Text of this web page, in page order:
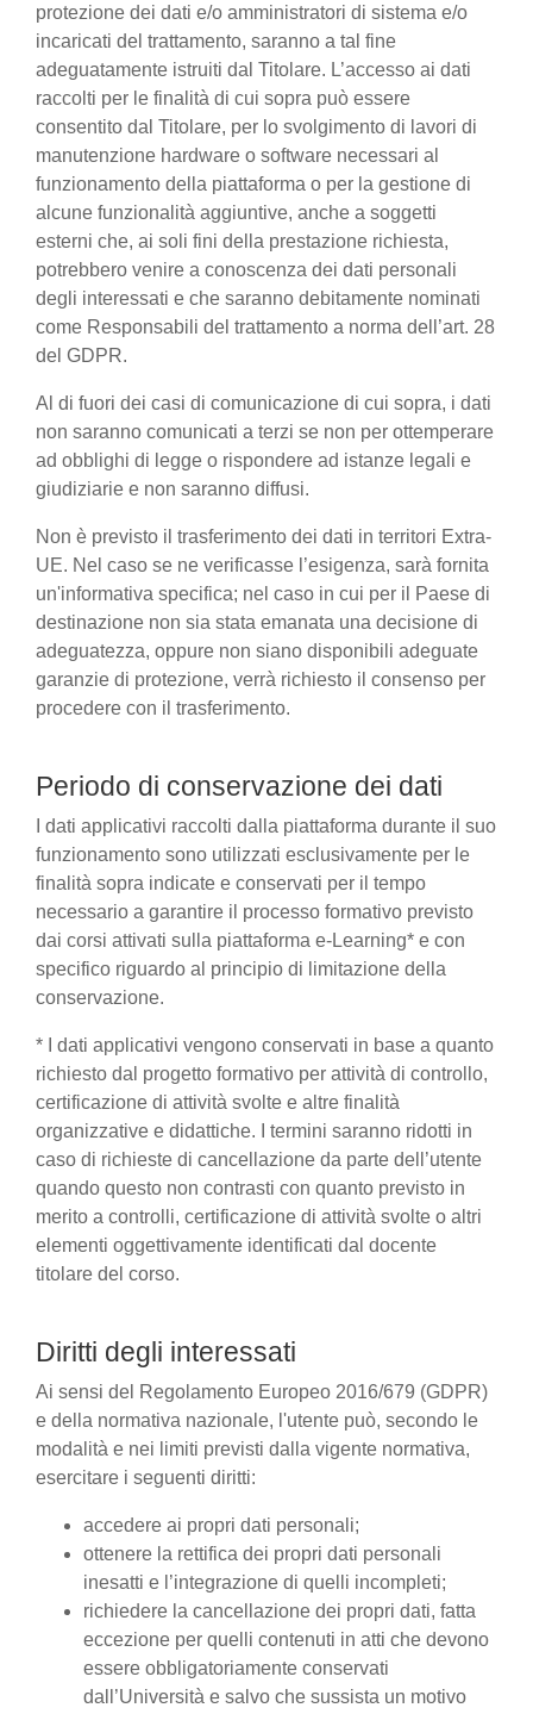
protezione dei dati e/o amministratori di sistema e/o
incaricati del trattamento, saranno a tal fine
adeguatamente istruiti dal Titolare. L’accesso ai dati
raccolti per le finalità di cui sopra può essere
consentito dal Titolare, per lo svolgimento di lavori di
manutenzione hardware o software necessari al
funzionamento della piattaforma o per la gestione di
alcune funzionalità aggiuntive, anche a soggetti
esterni che, ai soli fini della prestazione richiesta,
potrebbero venire a conoscenza dei dati personali
degli interessati e che saranno debitamente nominati
come Responsabili del trattamento a norma dell’art. 28
del GDPR.
Al di fuori dei casi di comunicazione di cui sopra, i dati
non saranno comunicati a terzi se non per ottemperare
ad obblighi di legge o rispondere ad istanze legali e
giudiziarie e non saranno diffusi.
Non è previsto il trasferimento dei dati in territori Extra-
UE. Nel caso se ne verificasse l’esigenza, sarà fornita
un'informativa specifica; nel caso in cui per il Paese di
destinazione non sia stata emanata una decisione di
adeguatezza, oppure non siano disponibili adeguate
garanzie di protezione, verrà richiesto il consenso per
procedere con il trasferimento.
Periodo di conservazione dei dati
I dati applicativi raccolti dalla piattaforma durante il suo
funzionamento sono utilizzati esclusivamente per le
finalità sopra indicate e conservati per il tempo
necessario a garantire il processo formativo previsto
dai corsi attivati sulla piattaforma e-Learning* e con
specifico riguardo al principio di limitazione della
conservazione.
* I dati applicativi vengono conservati in base a quanto
richiesto dal progetto formativo per attività di controllo,
certificazione di attività svolte e altre finalità
organizzative e didattiche. I termini saranno ridotti in
caso di richieste di cancellazione da parte dell’utente
quando questo non contrasti con quanto previsto in
merito a controlli, certificazione di attività svolte o altri
elementi oggettivamente identificati dal docente
titolare del corso.
Diritti degli interessati
Ai sensi del Regolamento Europeo 2016/679 (GDPR)
e della normativa nazionale, l'utente può, secondo le
modalità e nei limiti previsti dalla vigente normativa,
esercitare i seguenti diritti:
accedere ai propri dati personali;
ottenere la rettifica dei propri dati personali
inesatti e l’integrazione di quelli incompleti;
richiedere la cancellazione dei propri dati, fatta
eccezione per quelli contenuti in atti che devono
essere obbligatoriamente conservati
dall’Università e salvo che sussista un motivo